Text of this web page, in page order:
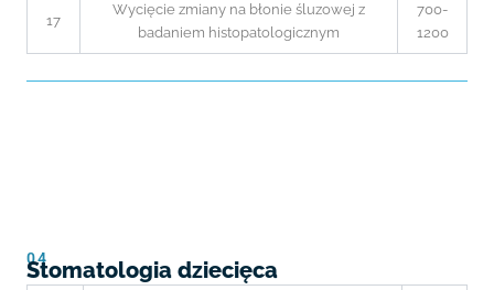
17
Wycięcie zmiany na błonie śluzowej z
badaniem histopatologicznym
700-
1200
04
Stomatologia dziecięca